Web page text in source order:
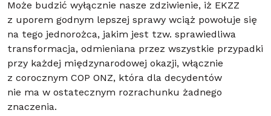
Może budzić wyłącznie nasze zdziwienie, iż EKZZ
z uporem godnym lepszej sprawy wciąż powołuje się
na tego jednorożca, jakim jest tzw. sprawiedliwa
transformacja, odmieniana przez wszystkie przypadki
przy każdej międzynarodowej okazji, włącznie
z corocznym COP ONZ, która dla decydentów
nie ma w ostatecznym rozrachunku żadnego
znaczenia.